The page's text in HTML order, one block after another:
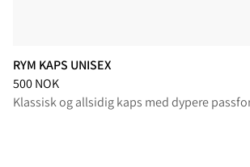
RYM KAPS UNISEX
Pris:500 NOK, redusert fra 500 NOK
500 NOK
Klassisk og allsidig kaps med dypere